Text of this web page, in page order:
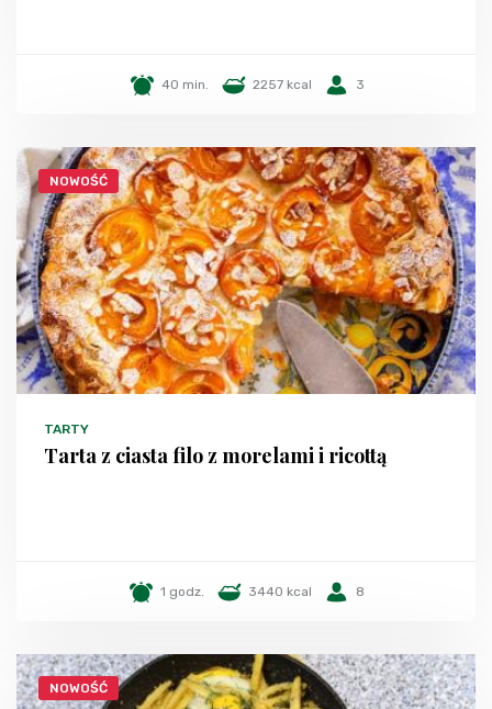
40 min. 2257 kcal 3
NOWOŚĆ
TARTY
Tarta z ciasta filo z morelami i ricottą
1 godz. 3440 kcal 8
NOWOŚĆ